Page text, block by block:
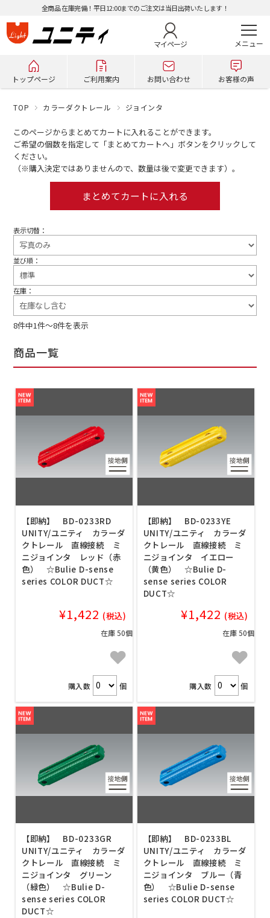
全商品 在庫完備！平日12:00までのご注文は当日出荷いたします！
マイページ
トップページ ご利用案内 お問い合わせ お客様の声
TOP カラーダクトレール ジョインタ
このページからまとめてカートに入れることができます。
ご希望の個数を指定して「まとめてカートへ」ボタンをクリックして
ください。
（※購入決定ではありませんので、数量は後で変更できます）。
表示切替：
並び順：
在庫：
8件中1件～8件を表示
商品一覧
【即納】 BD-0233RD
UNITY/ユニティ カラーダ
クトレール 直線接続 ミ
ニジョインタ レッド（赤
色） ☆Bulie D-sense
series COLOR DUCT☆
¥1,422 (税込)
在庫 50個
購入数 個
【即納】 BD-0233YE
UNITY/ユニティ カラーダ
クトレール 直線接続 ミ
ニジョインタ イエロー
（黄色） ☆Bulie D-
sense series COLOR
DUCT☆
¥1,422 (税込)
在庫 50個
購入数 個
【即納】 BD-0233GR
UNITY/ユニティ カラーダ
クトレール 直線接続 ミ
ニジョインタ グリーン
（緑色） ☆Bulie D-
sense series COLOR
DUCT☆
【即納】 BD-0233BL
UNITY/ユニティ カラーダ
クトレール 直線接続 ミ
ニジョインタ ブルー（青
色） ☆Bulie D-sense
series COLOR DUCT☆